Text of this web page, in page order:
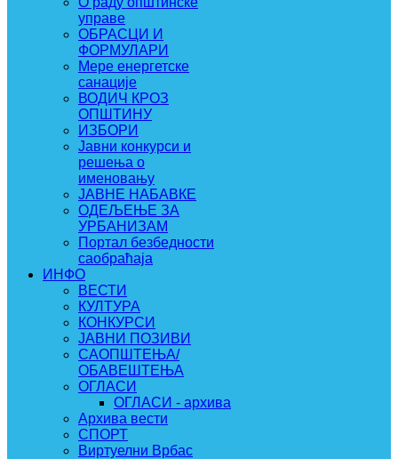
управе
ОБРАСЦИ И
ФОРМУЛАРИ
Мере енергетске
санације
ВОДИЧ КРОЗ
ОПШТИНУ
ИЗБОРИ
Јавни конкурси и
решења о
именовању
ЈАВНЕ НАБАВКЕ
ОДЕЉЕЊЕ ЗА
УРБАНИЗАМ
Портал безбедности
саобраћаја
ИНФО
ВЕСТИ
КУЛТУРА
КОНКУРСИ
ЈАВНИ ПОЗИВИ
САОПШТЕЊА/
ОБАВЕШТЕЊА
ОГЛАСИ
ОГЛАСИ - архива
Архива вести
СПОРТ
Виртуелни Врбас